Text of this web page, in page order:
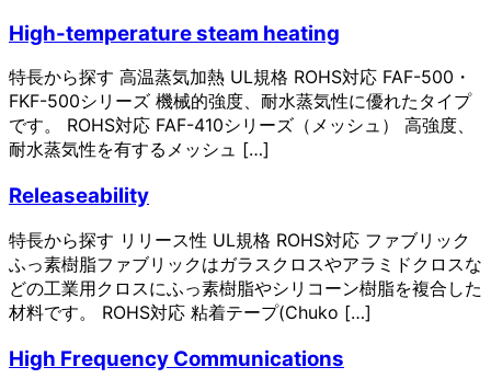
High-temperature steam heating
特長から探す 高温蒸気加熱 UL規格 ROHS対応 FAF-500・
FKF-500シリーズ 機械的強度、耐水蒸気性に優れたタイプ
です。 ROHS対応 FAF-410シリーズ（メッシュ） 高強度、
耐水蒸気性を有するメッシュ […]
Releaseability
特長から探す リリース性 UL規格 ROHS対応 ファブリック
ふっ素樹脂ファブリックはガラスクロスやアラミドクロスな
どの⼯業⽤クロスにふっ素樹脂やシリコーン樹脂を複合した
材料です。 ROHS対応 粘着テープ(Chuko […]
High Frequency Communications